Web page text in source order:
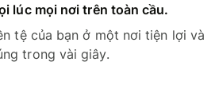
lúc mọi nơi trên toàn cầu.
tệ của bạn ở một nơi tiện lợi và
trong vài giây.